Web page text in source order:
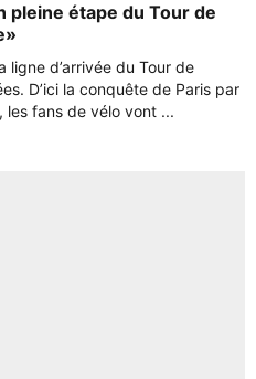
pleine étape du Tour de
ligne d’arrivée du Tour de
D’ici la conquête de Paris par
les fans de vélo vont ...